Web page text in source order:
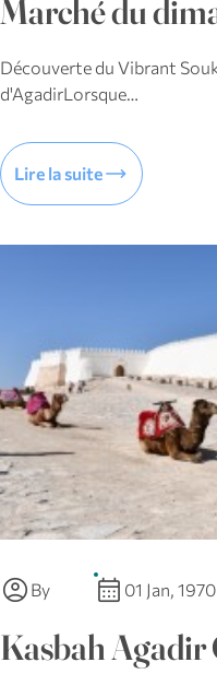
Marché du
Découverte du Vibrant
d'AgadirLorsque…
Lire la suitetrending_flat
account_circle By calendar_month 01 Jan, 1970
Kasbah Agadir